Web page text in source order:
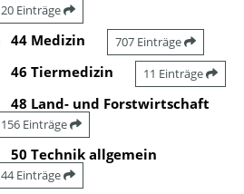
20 Einträge
44 Medizin 707 Einträge
46 Tiermedizin 11 Einträge
48 Land- und Forstwirtschaft
156 Einträge
50 Technik allgemein
44 Einträge